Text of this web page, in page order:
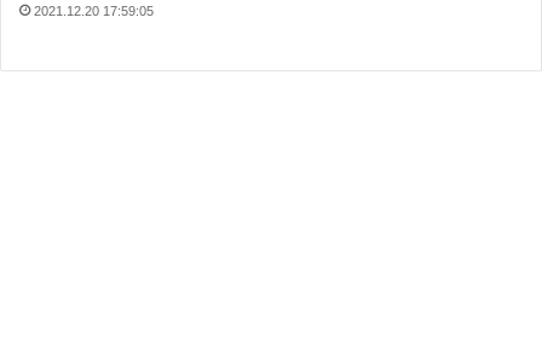
2021.12.20 17:59:05